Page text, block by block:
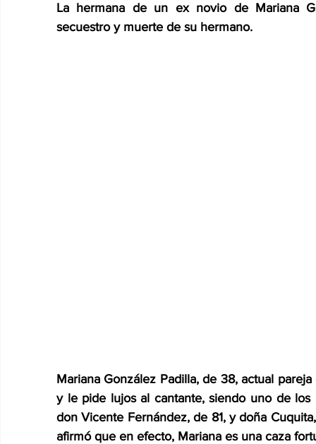
La hermana de un ex novio de Mariana
secuestro y muerte de su hermano.
Mariana González Padilla, de 38, actual
y le pide lujos al cantante, siendo uno de
don Vicente Fernández, de 81, y doña
afirmó que en efecto, Mariana es una caza